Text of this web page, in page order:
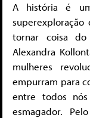
A história é
superexploração
tornar coisa do
Alexandra
mulheres
empurram para
entre todos
esmagador.